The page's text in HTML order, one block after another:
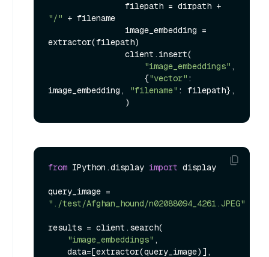
"/" + filename
extractor(filepath)
"image_embeddings" ,
                    {
"vector" :
image_embedding,
"filename" : filepath},
from IPython.display import display
"./test/Afghan_hound/n02088094_4261.JPEG"
results = client.search(
"image_embeddings" ,